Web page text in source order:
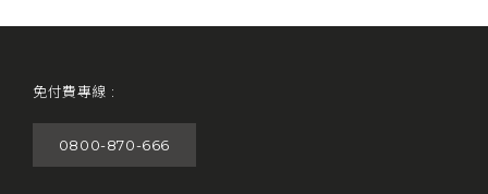
免付費專線 :
0800-870-666